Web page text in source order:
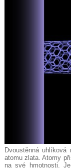
Dvoustěnná
atomu zlata. Atomy
na své hmotnosti.